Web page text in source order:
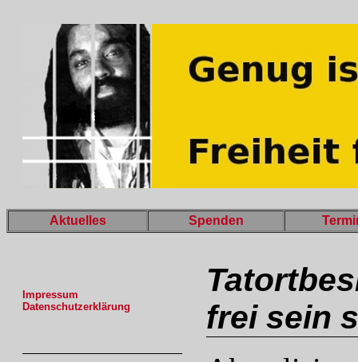
Aktuelles Spenden
Impressum
Datenschutzerklärung
frei sein